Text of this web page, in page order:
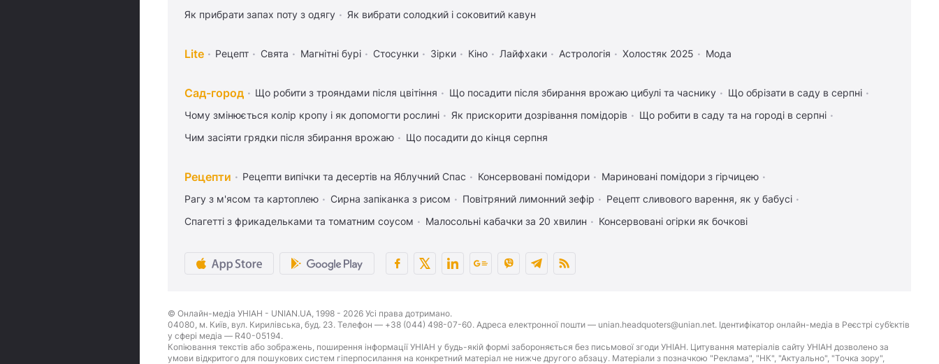
Як прибрати запах поту з одягу
Як вибрати солодкий і соковитий кавун
Lite Рецепт Свята Магнітні бурі Стосунки Зірки Кіно Лайфхаки Астрологія Холостяк 2025 Мода
Сад-город Що робити з трояндами після цвітіння Що посадити після збирання врожаю цибулі та часнику
Що обрізати в саду в серпні
Чому змінюється колір кропу і як допомогти рослині
Як прискорити дозрівання помідорів
Що робити в саду та на городі в серпні
Чим засіяти грядки після збирання врожаю
Що посадити до кінця серпня
Рецепти Рецепти випічки та десертів на Яблучний Спас Консервовані помідори
Мариновані помідори з гірчицею
Рагу з м'ясом та картоплею
Сирна запіканка з рисом Повітряний лимонний зефір
Рецепт сливового варення, як у бабусі
Спагетті з фрикадельками та томатним соусом
Малосольні кабачки за 20 хвилин Консервовані огірки як бочкові
© Онлайн-медіа УНІАН - UNIAN.UA, 1998 - 2026 Усі права дотримано.
04080, м. Київ, вул. Кирилівська, буд. 23. Телефон — +38 (044) 498-07-60. Адреса електронної пошти — unian.headquoters@unian.net. Ідентифікатор онлайн-медіа в Реєстрі суб’єктів
у сфері медіа — R40-05194.
Копіювання текстів або зображень, поширення інформації УНІАН у будь-якій формі забороняється без письмової згоди УНІАН. Цитування матеріалів сайту УНІАН дозволено за
умови відкритого для пошукових систем гіперпосилання на конкретний матеріал не нижче другого абзацу. Матеріали з позначкою "Реклама", "НК", "Актуально", "Точка зору",